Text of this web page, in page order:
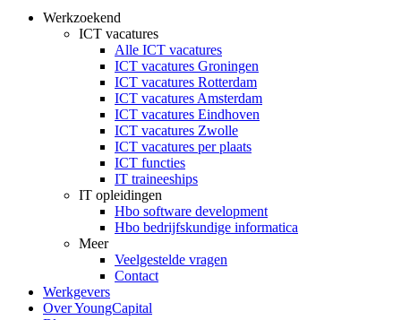
Werkzoekend
ICT vacatures
Alle ICT vacatures
ICT vacatures Groningen
ICT vacatures Rotterdam
ICT vacatures Amsterdam
ICT vacatures Eindhoven
ICT vacatures Zwolle
ICT vacatures per plaats
ICT functies
IT traineeships
IT opleidingen
Hbo software development
Hbo bedrijfskundige informatica
Meer
Veelgestelde vragen
Contact
Werkgevers
Over YoungCapital